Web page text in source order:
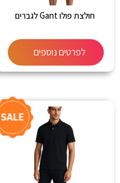
חולצת פולו Gant לגברים
לפרטים נוספים